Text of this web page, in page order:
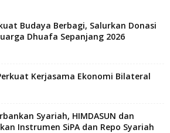
Budaya Berbagi, Salurkan Donasi
Dhuafa Sepanjang 2026
Kerjasama Ekonomi Bilateral
Syariah, HIMDASUN dan
Instrumen SiPA dan Repo Syariah